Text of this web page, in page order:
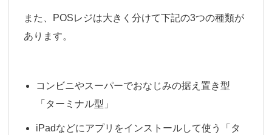
また、POSレジは大きく分けて下記の3つの種類が
あります。
コンビニやスーパーでおなじみの据え置き型
「ターミナル型」
iPadなどにアプリをインストールして使う「タ